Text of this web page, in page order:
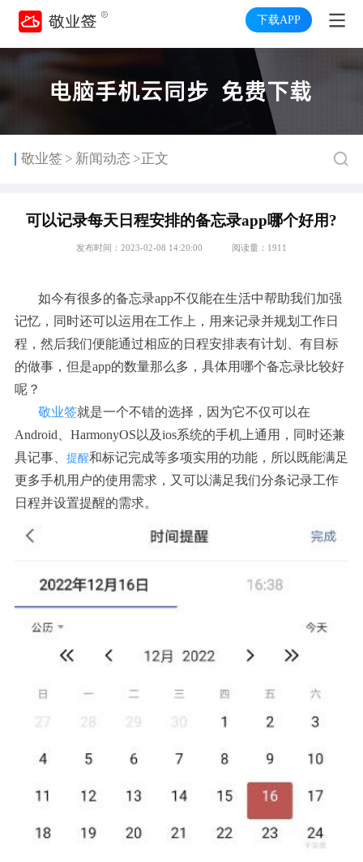
下载APP
敬业签 > 新闻动态 >正文
可以记录每天日程安排的备忘录app哪个好用?
发布时间：2023-02-08 14:20:00 阅读量：1911
如今有很多的备忘录app不仅能在生活中帮助我们加强
记忆，同时还可以运用在工作上，用来记录并规划工作日
程，然后我们便能通过相应的日程安排表有计划、有目标
的做事，但是app的数量那么多，具体用哪个备忘录比较好
呢？
敬业签就是一个不错的选择，因为它不仅可以在
Android、HarmonyOS以及ios系统的手机上通用，同时还兼
具记事、 提醒和标记完成等多项实用的功能，所以既能满足
更多手机用户的使用需求，又可以满足我们分条记录工作
日程并设置提醒的需求。